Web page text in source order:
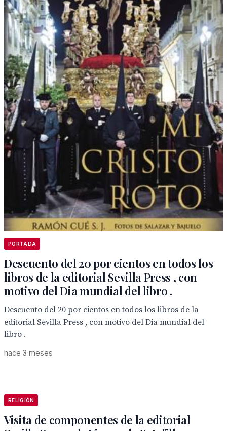
PORTADA
Descuento del 20 por cientos en todos los
libros de la editorial Sevilla Press , con
motivo del Dia mundial del libro .
Descuento del 20 por cientos en todos los libros de la
editorial Sevilla Press , con motivo del Dia mundial del
libro .
hace 3 meses
RELIGIÓN
Visita de componentes de la editorial